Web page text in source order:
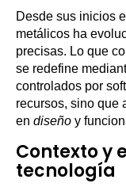
Desde sus inicios
metálicos ha
precisas. Lo que
se redefine
controlados por
recursos, sino que
en diseño y
Contexto y
tecnología